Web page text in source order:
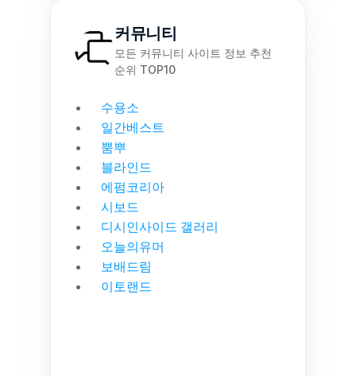
커뮤니티
모든 커뮤니티 사이트 정보 추천
순위 TOP10
수용소
일간베스트
뿜뿌
블라인드
에펌코리아
시보드
디시인사이드 갤러리
오늘의유머
보배드림
이토랜드